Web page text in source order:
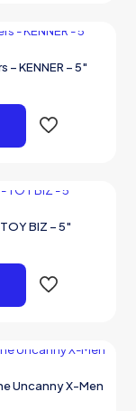
KENNER – 5″
actual
BIZ – 5″
actual
Uncanny X-Men